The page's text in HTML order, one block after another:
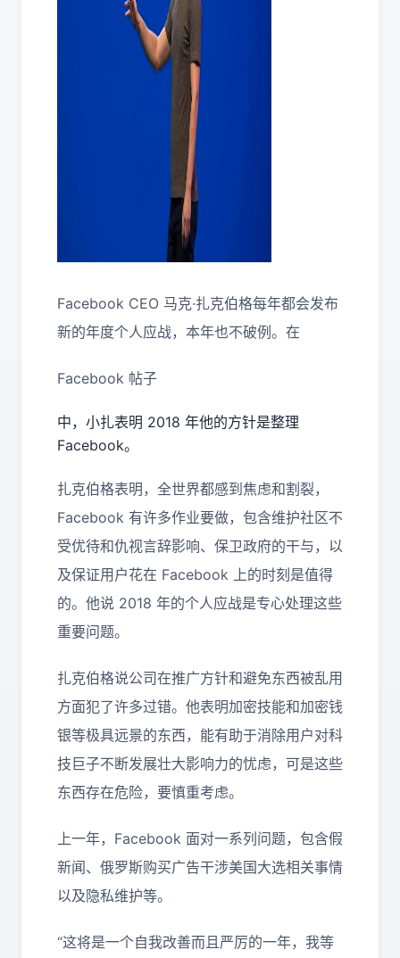
Facebook CEO 马克·扎克伯格每年都会发布
新的年度个人应战，本年也不破例。在
Facebook 帖子
中，小扎表明 2018 年他的方针是整理
Facebook。
扎克伯格表明，全世界都感到焦虑和割裂，
Facebook 有许多作业要做，包含维护社区不
受优待和仇视言辞影响、保卫政府的干与，以
及保证用户花在 Facebook 上的时刻是值得
的。他说 2018 年的个人应战是专心处理这些
重要问题。
扎克伯格说公司在推广方针和避免东西被乱用
方面犯了许多过错。他表明加密技能和加密钱
银等极具远景的东西，能有助于消除用户对科
技巨子不断发展壮大影响力的忧虑，可是这些
东西存在危险，要慎重考虑。
上一年，Facebook 面对一系列问题，包含假
新闻、俄罗斯购买广告干涉美国大选相关事情
以及隐私维护等。
“这将是一个自我改善而且严厉的一年，我等